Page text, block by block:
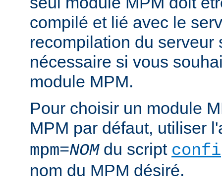
compilé et lié avec le
recompilation du serveur
nécessaire si vous
module MPM.
Pour choisir un module
MPM par défaut, utiliser
mpm=NOMdu script
nom du MPM désiré.